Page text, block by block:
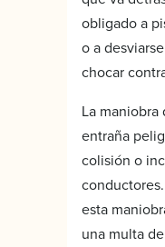
obligado a
o a
chocar
La maniobra
entraña
colisión o
esta
una multa